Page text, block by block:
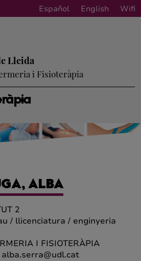
Español English Wifi
Lleida
i Fisioteràpia
ALBA
2
/ llicenciatura / enginyeria
I FISIOTERÀPIA
alba.serra@udl.cat